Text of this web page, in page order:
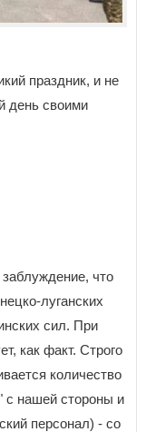
праздник, и не
день своими
что
луганских
сил. При
как факт. Строго
количество
с нашей стороны и
персонал) - со